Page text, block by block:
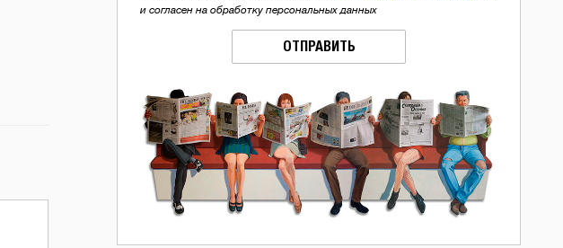
и согласен на обработку персональных данных
ОТПРАВИТЬ